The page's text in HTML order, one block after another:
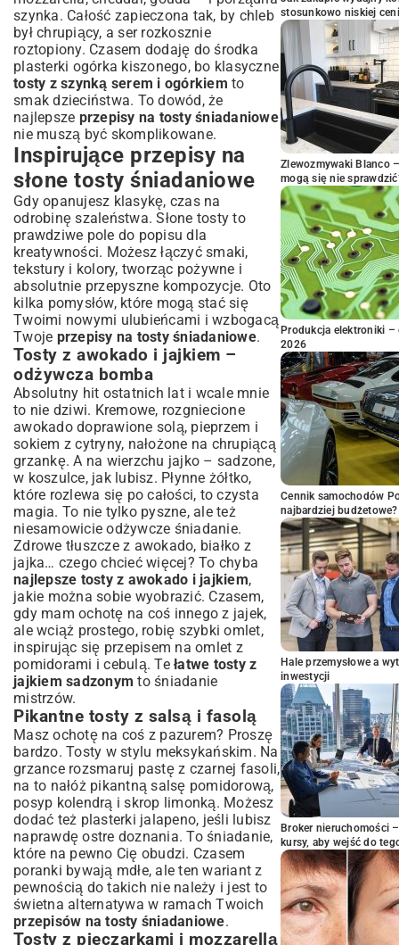
szynka. Całość zapieczona tak, by chleb
był chrupiący, a ser rozkosznie
roztopiony. Czasem dodaję do środka
plasterki ogórka kiszonego, bo klasyczne
tosty z szynką serem i ogórkiem to
smak dzieciństwa. To dowód, że
najlepsze przepisy na tosty śniadaniowe
nie muszą być skomplikowane.
Inspirujące przepisy na
słone tosty śniadaniowe
Gdy opanujesz klasykę, czas na
odrobinę szaleństwa. Słone tosty to
prawdziwe pole do popisu dla
kreatywności. Możesz łączyć smaki,
tekstury i kolory, tworząc pożywne i
absolutnie przepyszne kompozycje. Oto
kilka pomysłów, które mogą stać się
Twoimi nowymi ulubieńcami i wzbogacą
Twoje przepisy na tosty śniadaniowe.
Tosty z awokado i jajkiem –
odżywcza bomba
Absolutny hit ostatnich lat i wcale mnie
to nie dziwi. Kremowe, rozgniecione
awokado doprawione solą, pieprzem i
sokiem z cytryny, nałożone na chrupiącą
grzankę. A na wierzchu jajko – sadzone,
w koszulce, jak lubisz. Płynne żółtko,
które rozlewa się po całości, to czysta
magia. To nie tylko pyszne, ale też
niesamowicie odżywcze śniadanie.
Zdrowe tłuszcze z awokado, białko z
jajka… czego chcieć więcej? To chyba
najlepsze tosty z awokado i jajkiem,
jakie można sobie wyobrazić. Czasem,
gdy mam ochotę na coś innego z jajek,
ale wciąż prostego, robię szybki omlet,
inspirując się przepisem na omlet z
pomidorami i cebulą. Te łatwe tosty z
jajkiem sadzonym to śniadanie
mistrzów.
Pikantne tosty z salsą i fasolą
Masz ochotę na coś z pazurem? Proszę
bardzo. Tosty w stylu meksykańskim. Na
grzance rozsmaruj pastę z czarnej fasoli,
na to nałóż pikantną salsę pomidorową,
posyp kolendrą i skrop limonką. Możesz
dodać też plasterki jalapeno, jeśli lubisz
naprawdę ostre doznania. To śniadanie,
które na pewno Cię obudzi. Czasem
poranki bywają mdłe, ale ten wariant z
pewnością do takich nie należy i jest to
świetna alternatywa w ramach Twoich
przepisów na tosty śniadaniowe.
Tosty z pieczarkami i mozzarellą
stosunkowo niskiej
Zlewozmywaki Blanco
mogą się nie
Produkcja elektroniki –
2026
Cennik samochodów
najbardziej budżetowe?
Hale przemysłowe a
inwestycji
Broker nieruchomości
kursy, aby wejść do